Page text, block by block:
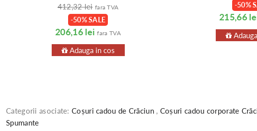
412,32 lei fara TVA
-50% SALE
206,16 lei fara TVA
Adauga in cos
-50%
215,66
Categorii asociate:Coșuri cadou de Crăciun , Coșuri cadou corporate
Spumante